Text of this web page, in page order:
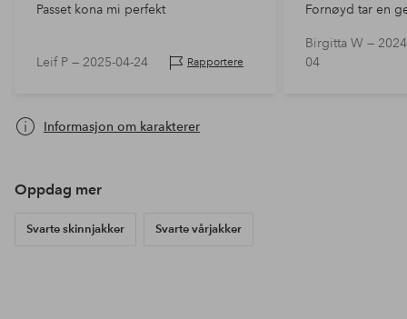
Passet kona mi perfekt
Leif P — 2025-04-24 Rapportere
Fornøyd tar en
Birgitta W —
04
Informasjon om karakterer
Oppdag mer
Svarte skinnjakker Svarte vårjakker